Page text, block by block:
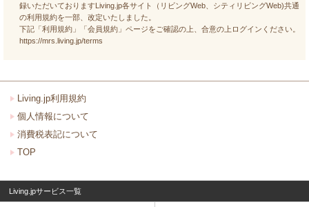
録いただいておりますLiving.jp各サイト（リビングWeb、シティリビングWeb)共通
の利用規約を一部、改定いたしました。
下記「利用規約」「会員規約」ページをご確認の上、合意の上ログインください。
https://mrs.living.jp/terms
Living.jp利用規約
個人情報について
消費税表記について
TOP
Living.jpサービス一覧